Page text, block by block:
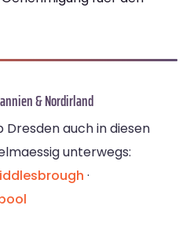
& Nordirland
Dresden auch in diesen
unterwegs:
·